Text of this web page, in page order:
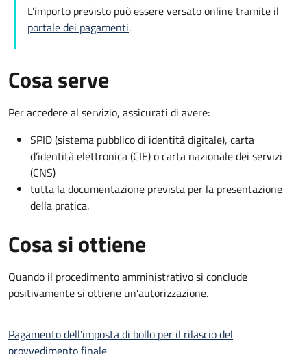
L'importo previsto può essere versato online tramite il
portale dei pagamenti.
Cosa serve
Per accedere al servizio, assicurati di avere:
SPID (sistema pubblico di identità digitale), carta
d’identità elettronica (CIE) o carta nazionale dei servizi
(CNS)
tutta la documentazione prevista per la presentazione
della pratica.
Cosa si ottiene
Quando il procedimento amministrativo si conclude
positivamente si ottiene un'autorizzazione.
Pagamento dell'imposta di bollo per il rilascio del
provvedimento finale